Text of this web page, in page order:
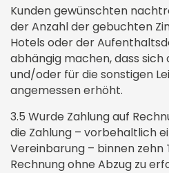
Kunden gewünschten
der Anzahl der gebuchten
Hotels oder der
abhängig machen, dass sich
und/oder für die sonstigen
angemessen erhöht.
3.5 Wurde Zahlung auf
die Zahlung – vorbehaltlich
Vereinbarung – binnen zehn
Rechnung ohne Abzug zu